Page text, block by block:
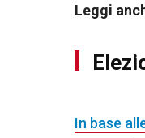
Leggi
In base